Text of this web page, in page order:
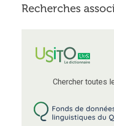
Recherches
Chercher toutes